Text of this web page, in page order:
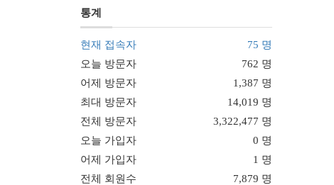
통계
현재 접속자
75 명
오늘 방문자
762 명
어제 방문자
1,387 명
최대 방문자
14,019 명
전체 방문자
3,322,477 명
오늘 가입자
0 명
어제 가입자
1 명
전체 회원수
7,879 명